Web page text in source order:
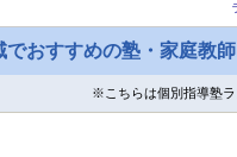
でおすすめの塾・家庭教
※こちらは個別指導塾ラ